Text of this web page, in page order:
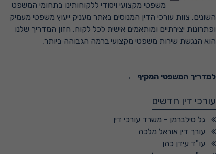
משפטי מקצועי ויסודי ללקוחותינו בתחומי המשפט
השונים. צוות עורכי הדין המנוסים באתר מעניק ייעוץ משפטי מעמיק
ופתרונות יצירתיים ומותאמים אישית לכל לקוח. חזון המדריך שלנו
הוא הנגשת שירות משפטי מקצועי ברמה הגבוהה ביותר.
למדריך המשפטי המקיף ←
עורכי דין חדשים
גל סילברמן - משרד עורכי דין
עורך דין אוראל מלכה
עו"ד עידן כהן